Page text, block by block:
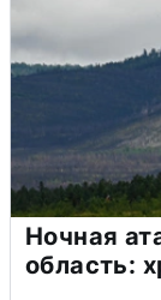
Ночная
область: